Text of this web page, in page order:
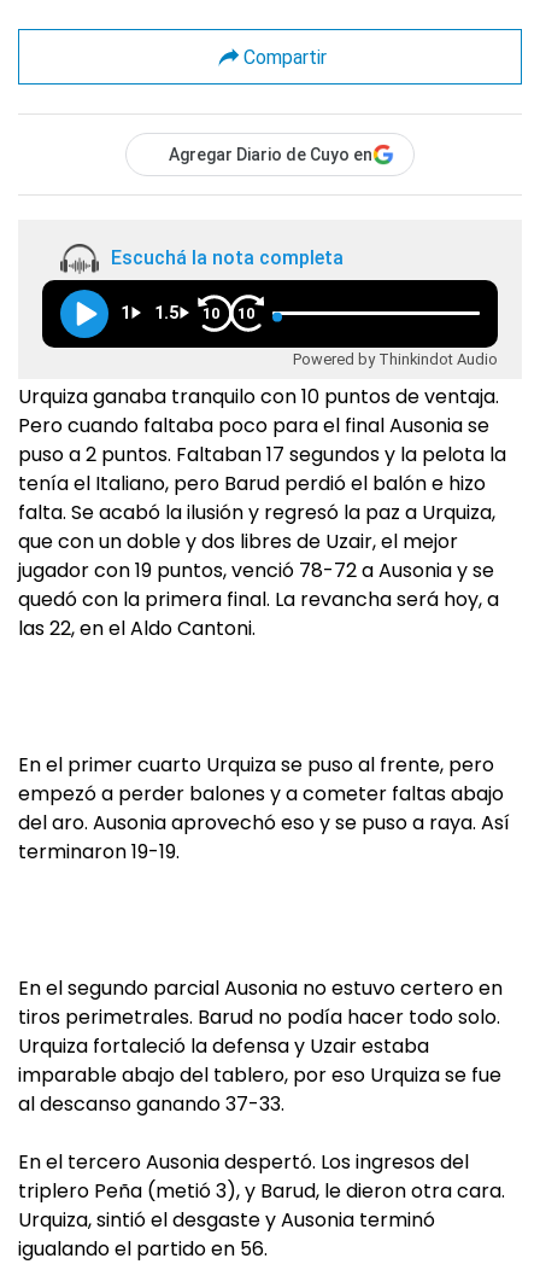
Compartir
Agregar Diario de Cuyo en
Escuchá la nota completa
1 1.5 10 10
Powered by Thinkindot Audio
Urquiza ganaba tranquilo con 10 puntos de ventaja.
Pero cuando faltaba poco para el final Ausonia se
puso a 2 puntos. Faltaban 17 segundos y la pelota la
tenía el Italiano, pero Barud perdió el balón e hizo
falta. Se acabó la ilusión y regresó la paz a Urquiza,
que con un doble y dos libres de Uzair, el mejor
jugador con 19 puntos, venció 78-72 a Ausonia y se
quedó con la primera final. La revancha será hoy, a
las 22, en el Aldo Cantoni.
En el primer cuarto Urquiza se puso al frente, pero
empezó a perder balones y a cometer faltas abajo
del aro. Ausonia aprovechó eso y se puso a raya. Así
terminaron 19-19.
En el segundo parcial Ausonia no estuvo certero en
tiros perimetrales. Barud no podía hacer todo solo.
Urquiza fortaleció la defensa y Uzair estaba
imparable abajo del tablero, por eso Urquiza se fue
al descanso ganando 37-33.
En el tercero Ausonia despertó. Los ingresos del
triplero Peña (metió 3), y Barud, le dieron otra cara.
Urquiza, sintió el desgaste y Ausonia terminó
igualando el partido en 56.